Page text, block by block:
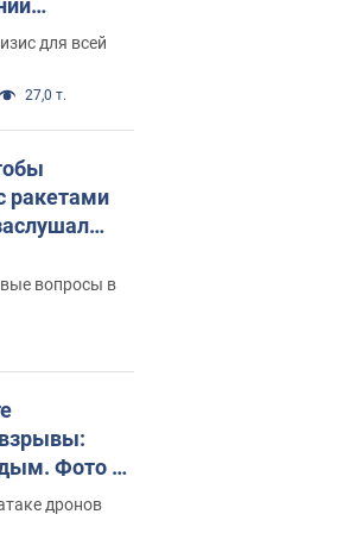
как это
для всей
27,0 т.
ракетами
о
вопросы в
Фото и
дронов